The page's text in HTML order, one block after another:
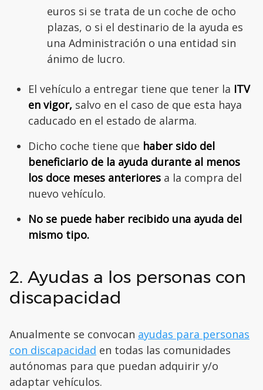
euros si se trata de un coche de ocho
plazas, o si el destinario de la ayuda es
una Administración o una entidad sin
ánimo de lucro.
El vehículo a entregar tiene que tener la ITV
en vigor, salvo en el caso de que esta haya
caducado en el estado de alarma.
Dicho coche tiene que haber sido del
beneficiario de la ayuda durante al menos
los doce meses anteriores a la compra del
nuevo vehículo.
No se puede haber recibido una ayuda del
mismo tipo.
2. Ayudas a los personas con
discapacidad
Anualmente se convocan ayudas para personas
con discapacidad en todas las comunidades
autónomas para que puedan adquirir y/o
adaptar vehículos.